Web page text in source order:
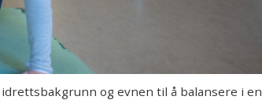
idrettsbakgrunn og evnen til å balansere i en